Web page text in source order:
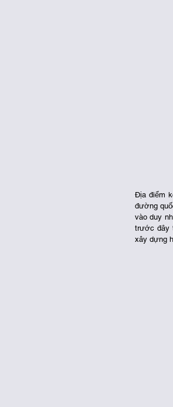
Địa điểm
đường
vào duy
trước đây
xây dựng